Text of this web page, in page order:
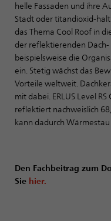
helle Fassaden und ihre
Stadt oder titandioxid-
das Thema Cool Roof in
der reflektierenden
beispielsweise die
ein. Stetig wächst das
Vorteile weltweit.
mit dabei. ERLUS Level
reflektiert nachweislich
kann dadurch
Den Fachbeitrag zum
Sie hier.